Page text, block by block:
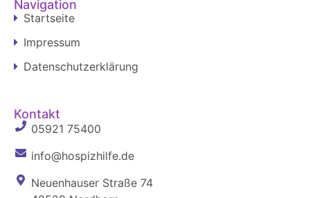
Navigation
Startseite
Impressum
Datenschutzerklärung
Kontakt
05921 75400
info@hospizhilfe.de
Neuenhauser Straße 74